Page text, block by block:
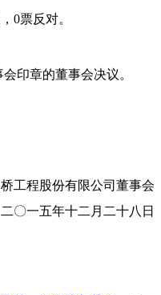
0票反对。
印章的董事会决议。
工程股份有限公司董事会
二〇一五年十二月二十八日